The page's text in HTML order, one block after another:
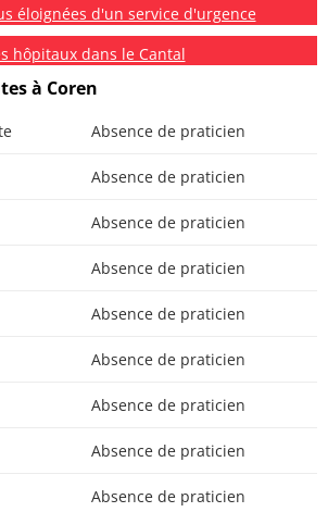
éloignées d'un service d'urgence
hôpitaux dans le Cantal
à Coren
Absence de praticien
Absence de praticien
Absence de praticien
Absence de praticien
Absence de praticien
Absence de praticien
Absence de praticien
Absence de praticien
Absence de praticien